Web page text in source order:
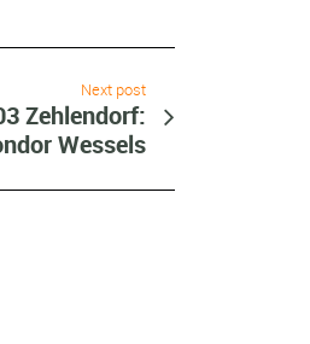
Next post
Zehlendorf:
Wessels